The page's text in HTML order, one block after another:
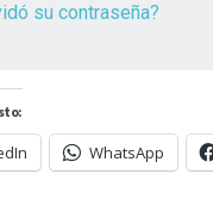
su contraseña?
WhatsApp